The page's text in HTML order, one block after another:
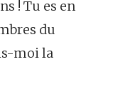
! Tu es en
du
moi la